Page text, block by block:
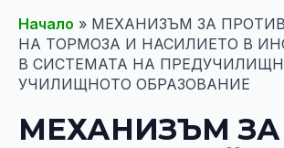
Начало » МЕХАНИЗЪМ ЗА
НА ТОРМОЗА И НАСИЛИЕТО В
В СИСТЕМАТА НА
УЧИЛИЩНОТО ОБРАЗОВАНИЕ
МЕХАНИЗЪМ ЗА